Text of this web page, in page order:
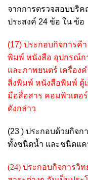
จากการตรวจสอบบริ
ประสงค์ 24 ข้อ ใน ข้อ
(17) ประกอบกิจการค้
พิมพ์ หนังสือ อุปกรณ์ก
และภาพยนตร์ เครื่อ
สิ่งพิมพ์ หนังสือพิมพ์ ตู้เ
มือสื่อสาร คอมพิวเตอ
ดังกล่าว
(23 ) ประกอบด้วยกิจ
ทั้งชนิดน้ำ และชนิดแค
(24) ประกอบกิจการวิท